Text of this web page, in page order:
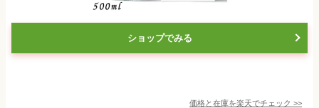
ショップでみる
価格と在庫を楽天でチェック >>